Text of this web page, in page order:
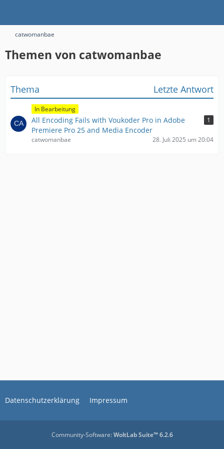
catwomanbae
Themen von catwomanbae
Thema Letzte Antwort
In Bearbeitung
All Encoding Fails with Voukoder Pro in Adobe
Premiere Pro 25 and Media Encoder
1
catwomanbae 28. Juli 2025 um 20:04
Datenschutzerklärung Impressum
Community-Software:WoltLab Suite™ 6.2.6